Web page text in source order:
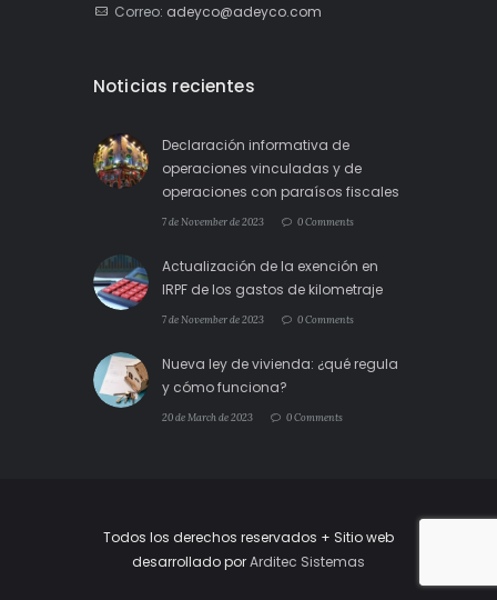
Correo: adeyco@adeyco.com
Noticias recientes
Declaración informativa de
operaciones vinculadas y de
operaciones con paraísos fiscales
7 de November de 2023 0 Comments
Actualización de la exención en
IRPF de los gastos de kilometraje
7 de November de 2023 0 Comments
Nueva ley de vivienda: ¿qué regula
y cómo funciona?
20 de March de 2023 0 Comments
Todos los derechos reservados + Sitio web
desarrollado porArditec Sistemas